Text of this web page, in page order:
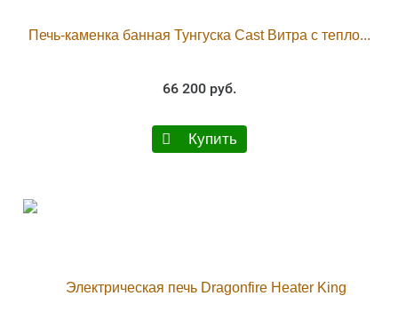
Печь-каменка банная Тунгуска Cast Витра с тепло...
66 200 руб.
Купить